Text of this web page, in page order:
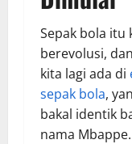
Sepak bola itu
berevolusi,
kita lagi ada di
sepak bola,
bakal identik
nama